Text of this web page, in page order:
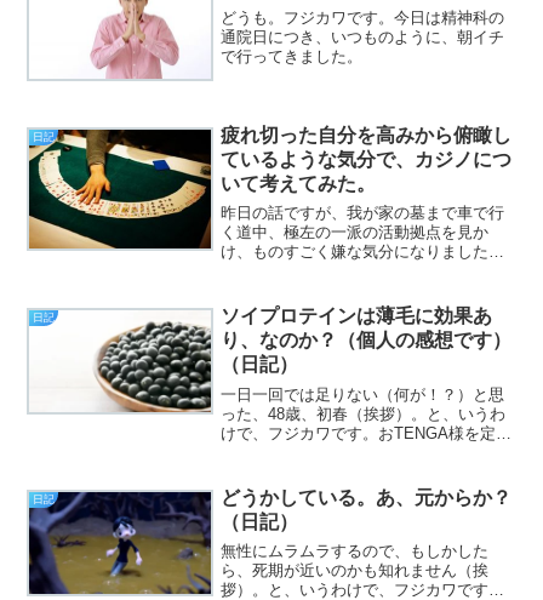
どうも。フジカワです。今日は精神科の
通院日につき、いつものように、朝イチ
で行ってきました。
日記
疲れ切った自分を高みから俯瞰し
ているような気分で、カジノにつ
いて考えてみた。
昨日の話ですが、我が家の墓まで車で行
く道中、極左の一派の活動拠点を見か
け、ものすごく嫌な気分になりました。
すが、まさかそんな理由で、その人を切
るのもどうかと思うので、...
日記
ソイプロテインは薄毛に効果あ
り、なのか？（個人の感想です）
（日記）
一日一回では足りない（何が！？）と思
った、48歳、初春（挨拶）。と、いうわ
けで、フジカワです。おTENGA様を定期
しでしょうか。今日のエントリは、「ソ
イプロテインを飲み...
日記
どうかしている。あ、元からか？
（日記）
無性にムラムラするので、もしかした
ら、死期が近いのかも知れません（挨
拶）。と、いうわけで、フジカワです。